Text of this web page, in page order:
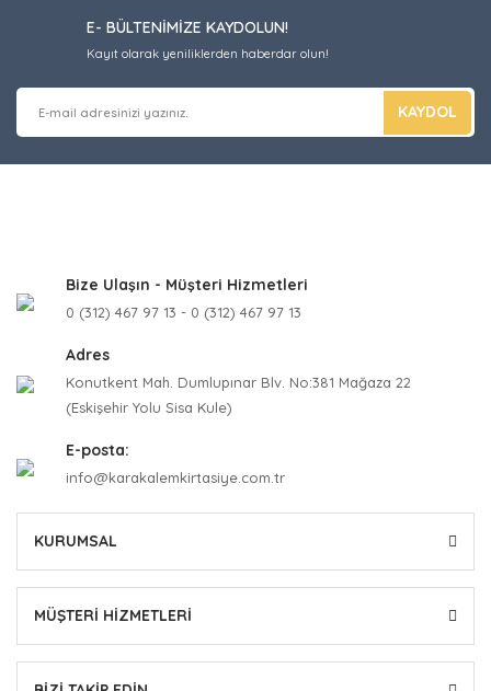
E- BÜLTENİMİZE KAYDOLUN!
Kayıt olarak yeniliklerden haberdar olun!
KAYDOL
Bize Ulaşın - Müşteri Hizmetleri
0 (312) 467 97 13 - 0 (312) 467 97 13
Adres
Konutkent Mah. Dumlupınar Blv. No:381 Mağaza 22
(Eskişehir Yolu Sisa Kule)
E-posta:
info@karakalemkirtasiye.com.tr
KURUMSAL
MÜŞTERİ HİZMETLERİ